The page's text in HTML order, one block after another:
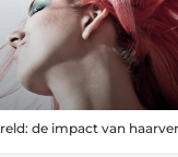
de impact van